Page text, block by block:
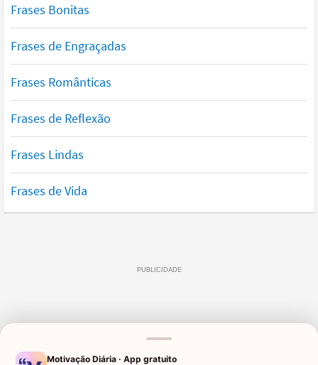
Frases Bonitas
Frases de Engraçadas
Frases Românticas
Frases de Reflexão
Frases Lindas
Frases de Vida
Motivação Diária · App gratuito